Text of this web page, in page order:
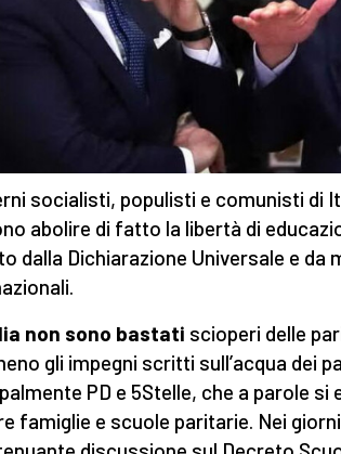
socialisti, populisti e comunisti di
abolire di fatto la libertà di
dalla Dichiarazione Universale e da
non sono bastati scioperi delle
gli impegni scritti sull’acqua dei
PD e 5Stelle, che a parole si
famiglie e scuole paritarie. Nei